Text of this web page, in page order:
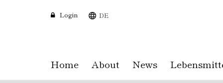
DE
Login
Home About News